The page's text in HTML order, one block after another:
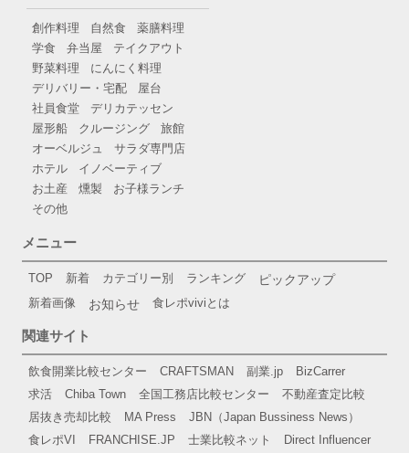
創作料理 自然食
薬膳料理
学食
弁当屋
テイクアウト
野菜料理
にんにく料理
デリバリー・宅配
屋台
社員食堂
デリカテッセン
屋形船
クルージング
旅館
オーベルジュ
サラダ専門店
ホテル
イノベーティブ
お土産
燻製
お子様ランチ
その他
メニュー
TOP 新着 カテゴリー別 ランキング ピックアップ
新着画像 お知らせ 食レポviviとは
関連サイト
飲食開業比較センター CRAFTSMAN 副業.jp
BizCarrer
求活
Chiba Town 全国工務店比較センター
不動産査定比較
居抜き売却比較
MA Press
JBN（Japan Bussiness News）
食レポVI
FRANCHISE.JP 士業比較ネット
Direct Influencer